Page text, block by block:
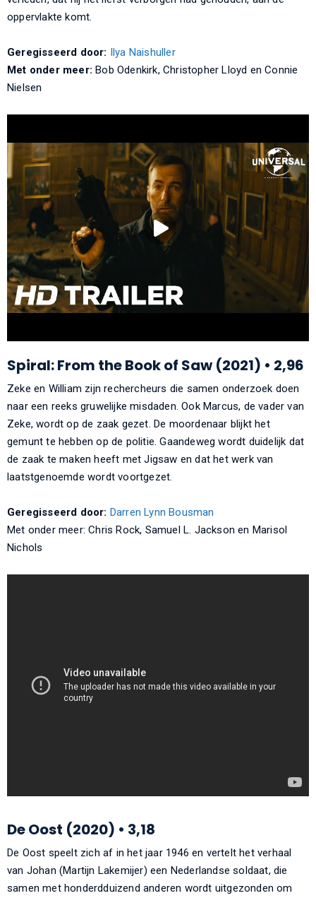
oppervlakte komt.
Geregisseerd door: Ilya Naishuller
Met onder meer:Bob Odenkirk, Christopher Lloyd en Connie
Nielsen
Spiral: From the Book of Saw (2021) • 2,96
Zeke en William zijn rechercheurs die samen onderzoek doen
naar een reeks gruwelijke misdaden. Ook Marcus, de vader van
Zeke, wordt op de zaak gezet. De moordenaar blijkt het
gemunt te hebben op de politie. Gaandeweg wordt duidelijk dat
de zaak te maken heeft met Jigsaw en dat het werk van
laatstgenoemde wordt voortgezet.
Geregisseerd door: Darren Lynn Bousman
Met onder meer: Chris Rock, Samuel L. Jackson en Marisol
Nichols
De Oost (2020) • 3,18
De Oost speelt zich af in het jaar 1946 en vertelt het verhaal
van Johan (Martijn Lakemijer) een Nederlandse soldaat, die
samen met honderdduizend anderen wordt uitgezonden om